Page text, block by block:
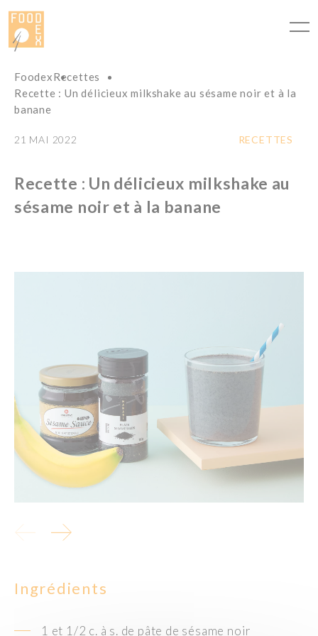
Panneau de gestion des cookies
FoodexRecettes
Recette : Un délicieux milkshake au sésame noir et à la
banane
21 MAI 2022 RECETTES
Recette : Un délicieux milkshake au
sésame noir et à la banane
Ingrédients
1 et 1/2 c. à s. de pâte de sésame noir